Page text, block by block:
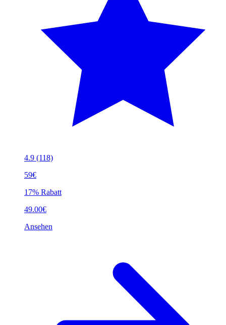
4.9 (118)
59€
17% Rabatt
49.00€
Ansehen